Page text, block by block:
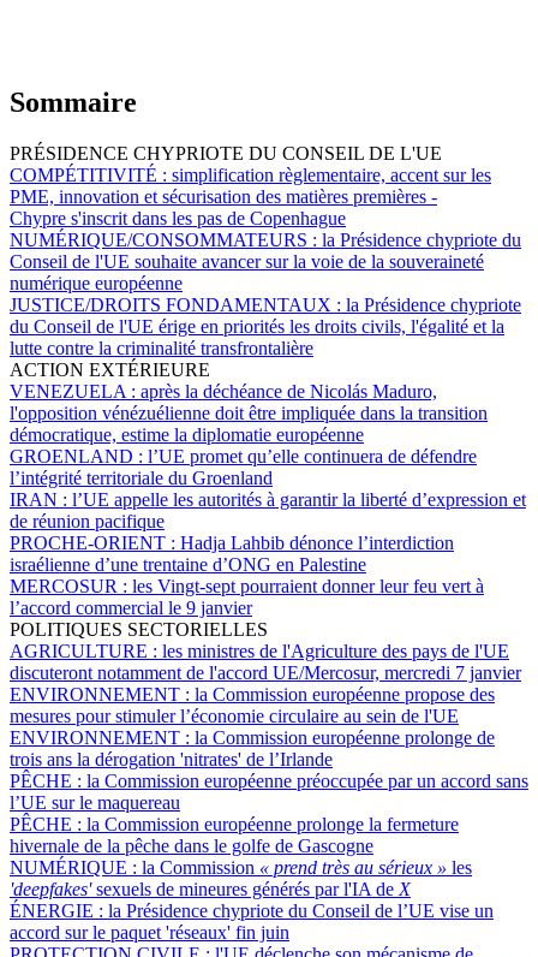
Sommaire
PRÉSIDENCE CHYPRIOTE DU CONSEIL DE L'UE
COMPÉTITIVITÉ : simplification règlementaire, accent sur les
PME, innovation et sécurisation des matières premières -
Chypre s'inscrit dans les pas de Copenhague
NUMÉRIQUE/CONSOMMATEURS : la Présidence chypriote du
Conseil de l'UE souhaite avancer sur la voie de la souveraineté
numérique européenne
JUSTICE/DROITS FONDAMENTAUX : la Présidence chypriote
du Conseil de l'UE érige en priorités les droits civils, l'égalité et la
lutte contre la criminalité transfrontalière
ACTION EXTÉRIEURE
VENEZUELA : après la déchéance de Nicolás Maduro,
l'opposition vénézuélienne doit être impliquée dans la transition
démocratique, estime la diplomatie européenne
GROENLAND : l’UE promet qu’elle continuera de défendre
l’intégrité territoriale du Groenland
IRAN : l’UE appelle les autorités à garantir la liberté d’expression et
de réunion pacifique
PROCHE-ORIENT : Hadja Lahbib dénonce l’interdiction
israélienne d’une trentaine d’ONG en Palestine
MERCOSUR : les Vingt-sept pourraient donner leur feu vert à
l’accord commercial le 9 janvier
POLITIQUES SECTORIELLES
AGRICULTURE : les ministres de l'Agriculture des pays de l'UE
discuteront notamment de l'accord UE/Mercosur, mercredi 7 janvier
ENVIRONNEMENT : la Commission européenne propose des
mesures pour stimuler l’économie circulaire au sein de l'UE
ENVIRONNEMENT : la Commission européenne prolonge de
trois ans la dérogation 'nitrates' de l’Irlande
PÊCHE : la Commission européenne préoccupée par un accord sans
l’UE sur le maquereau
PÊCHE : la Commission européenne prolonge la fermeture
hivernale de la pêche dans le golfe de Gascogne
NUMÉRIQUE : la Commission « prend très au sérieux » les
'deepfakes'sexuels de mineures générés par l'IA de X
ÉNERGIE : la Présidence chypriote du Conseil de l’UE vise un
accord sur le paquet 'réseaux' fin juin